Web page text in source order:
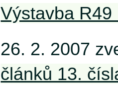
Výstavba
26. 2. 2007
článků 13.